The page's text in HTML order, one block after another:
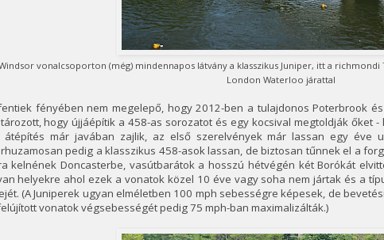
vonalcsoporton (még) mindennapos látvány a klasszikus Juniper, itt a
London Waterloo járattal
fényében nem megelepő, hogy 2012-ben a tulajdonos Poterbrook
hogy újjáépítik a 458-as sorozatot és egy kocsival megtoldják őket
átépítés már javában zajlik, az első szerelvények már lassan egy éve
pedig a klasszikus 458-asok lassan, de biztosan tűnnek el a
kelnének Doncasterbe, vasútbarátok a hosszú hétvégén két Borókát
helyekre ahol ezek a vonatok közel 10 éve vagy soha nem jártak és a
(A Juniperek ugyan elméletben 100 mph sebességre képesek, de
vonatok végsebességét pedig 75 mph-ban maximalizálták.)